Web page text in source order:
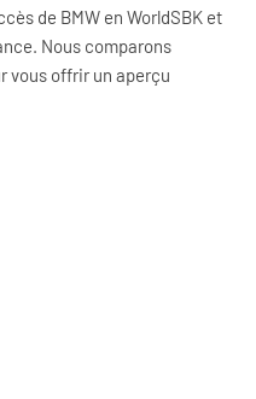
de BMW en WorldSBK et
Nous comparons
vous offrir un aperçu